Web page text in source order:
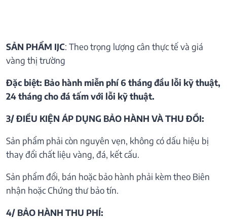
SẢN PHẨM IJC: Theo trọng lượng cân thực tế và giá
vàng thị trường
Đặc biệt: Bảo hành miễn phí 6 tháng đầu lỗi kỹ thuật,
24 tháng cho đá tấm với lỗi kỹ thuật.
3/ ĐIỀU KIỆN ÁP DỤNG BẢO HÀNH VÀ THU ĐỒI:
Sản phẩm phải còn nguyên vẹn, không có dấu hiệu bị
thay đổi chất liệu vàng, đá, kết cấu.
Sản phẩm đổi, bán hoặc bảo hành phải kèm theo Biên
nhận hoặc Chứng thư bảo tín.
4/ BẢO HÀNH THU PHÍ: